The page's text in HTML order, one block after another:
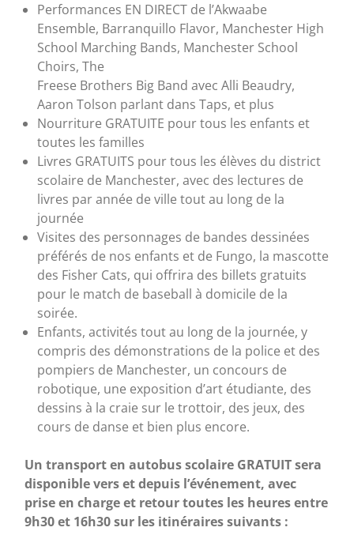
Performances EN DIRECT de l’Akwaabe
Ensemble, Barranquillo Flavor, Manchester High
School Marching Bands, Manchester School
Choirs, The
Freese Brothers Big Band avec Alli Beaudry,
Aaron Tolson parlant dans Taps, et plus
Nourriture GRATUITE pour tous les enfants et
toutes les familles
Livres GRATUITS pour tous les élèves du district
scolaire de Manchester, avec des lectures de
livres par année de ville tout au long de la
journée
Visites des personnages de bandes dessinées
préférés de nos enfants et de Fungo, la mascotte
des Fisher Cats, qui offrira des billets gratuits
pour le match de baseball à domicile de la
soirée.
Enfants, activités tout au long de la journée, y
compris des démonstrations de la police et des
pompiers de Manchester, un concours de
robotique, une exposition d’art étudiante, des
dessins à la craie sur le trottoir, des jeux, des
cours de danse et bien plus encore.
Un transport en autobus scolaire GRATUIT sera
disponible vers et depuis l’événement, avec
prise en charge et retour toutes les heures entre
9h30 et 16h30 sur les itinéraires suivants :